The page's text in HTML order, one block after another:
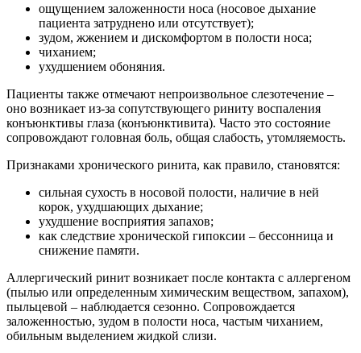
ощущением заложенности носа (носовое дыхание
пациента затруднено или отсутствует);
зудом, жжением и дискомфортом в полости носа;
чиханием;
ухудшением обоняния.
Пациенты также отмечают непроизвольное слезотечение –
оно возникает из-за сопутствующего риниту воспаления
конъюнктивы глаза (конъюнктивита). Часто это состояние
сопровождают головная боль, общая слабость, утомляемость.
Признаками хронического ринита, как правило, становятся:
сильная сухость в носовой полости, наличие в ней
корок, ухудшающих дыхание;
ухудшение восприятия запахов;
как следствие хронической гипоксии – бессонница и
снижение памяти.
Аллергический ринит возникает после контакта с аллергеном
(пылью или определенным химическим веществом, запахом),
пыльцевой – наблюдается сезонно. Сопровождается
заложенностью, зудом в полости носа, частым чиханием,
обильным выделением жидкой слизи.